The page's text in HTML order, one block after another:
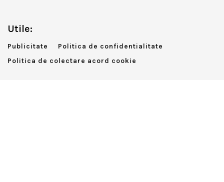
Utile:
Publicitate
Politica de confidentialitate
Politica de colectare acord cookie